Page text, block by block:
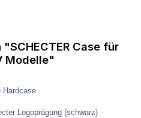
Case für
Modelle"
Hardcase
Logoprägung (schwarz)